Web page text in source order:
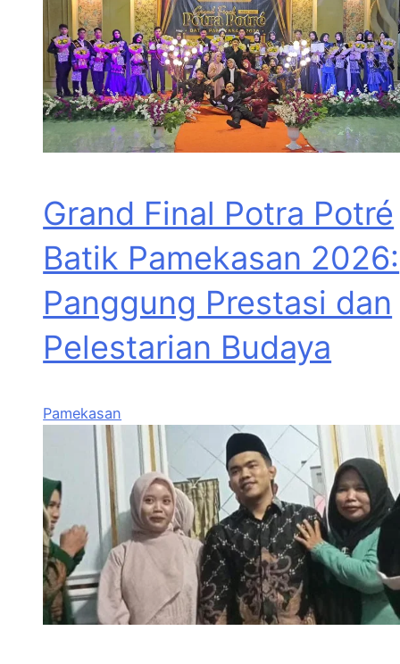
Grand Final Potra Potré
Batik Pamekasan 2026:
Panggung Prestasi dan
Pelestarian Budaya
Pamekasan